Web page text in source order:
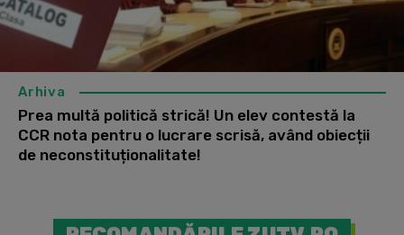
Arhiva
Prea multă politică strică! Un elev contestă la
CCR nota pentru o lucrare scrisă, având obiecții
de neconstituționalitate!